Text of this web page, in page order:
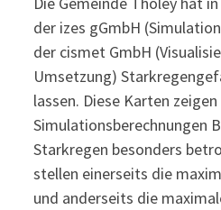
der izes gGmbH
der cismet GmbH
Umsetzung)
lassen. Diese Karten
Simulationsberechnungen
Starkregen besonders
stellen einerseits die
und anderseits die